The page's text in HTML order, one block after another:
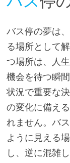
バス停の夢は
る場所として
つ場所は、人
機会を待つ瞬
状況で重要な
の変化に備え
れません。バ
ように見える
し、逆に混雑